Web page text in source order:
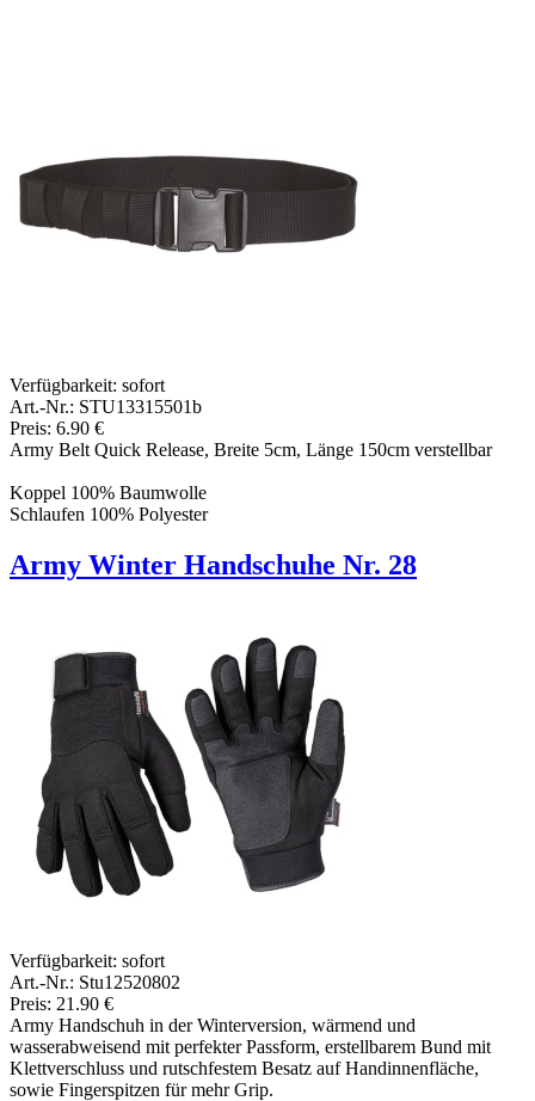
Verfügbarkeit: sofort
Art.-Nr.: STU13315501b
Preis: 6.90 €
Army Belt Quick Release, Breite 5cm, Länge 150cm verstellbar
Koppel 100% Baumwolle
Schlaufen 100% Polyester
Army Winter Handschuhe Nr. 28
Verfügbarkeit: sofort
Art.-Nr.: Stu12520802
Preis: 21.90 €
Army Handschuh in der Winterversion, wärmend und
wasserabweisend mit perfekter Passform, erstellbarem Bund mit
Klettverschluss und rutschfestem Besatz auf Handinnenfläche,
sowie Fingerspitzen für mehr Grip.